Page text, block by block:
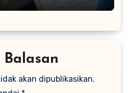
akan dipublikasikan.